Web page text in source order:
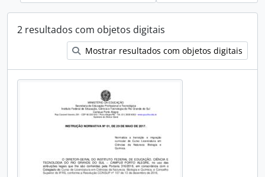
2 resultados com objetos digitais
Mostrar resultados com objetos digitais